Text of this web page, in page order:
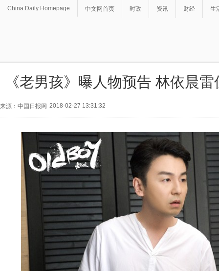
China Daily Homepage 中文网首页 时政 资讯 财经 生
《老男孩》曝人物预告 林依晨
来源：中国日报网 2018-02-27 13:31:32